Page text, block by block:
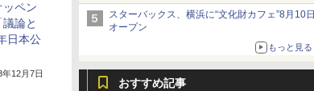
スターバックス、横浜に“文化財カフェ”8月10日
オープン
もっと見る
おすすめ記事
ッペン
論と
日本公
年12月7日